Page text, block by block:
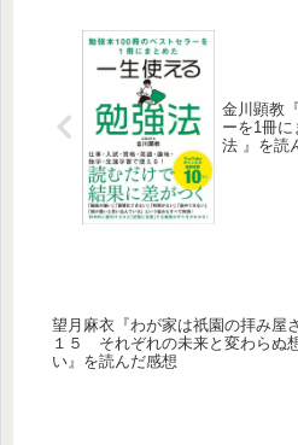
金川顕教
ーを1冊
法 』を読
望月麻衣『わが家は祇園の拝み屋
１５ それぞれの未来と変わらぬ
い』を読んだ感想